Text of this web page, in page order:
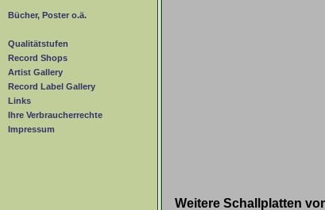
Bücher, Poster o.ä.
Qualitätstufen
Record Shops
Artist Gallery
Record Label Gallery
Links
Ihre Verbraucherrechte
Impressum
Weitere Schallplatten